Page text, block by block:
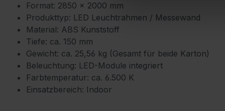
Format: 2850 × 2000 mm
Produkttyp: LED Leuchtrahmen / Messewand
Material: ABS Kunststoff
Tiefe: ca. 150 mm
Gewicht: ca. 25,56 kg (Gesamt für beide Karton)
Beleuchtung: LED-Module integriert
Farbtemperatur: ca. 6.500 K
Einsatzbereich: Indoor